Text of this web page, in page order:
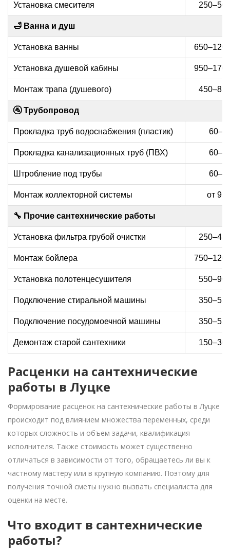
Установка смесителя
🛁 Ванна и душ
Установка ванны
Установка душевой кабины
Монтаж трапа (душевого)
🚰 Трубопровод
Прокладка труб водоснабжения (пластик)
Прокладка канализационных труб (ПВХ)
Штробление под трубы
Монтаж коллекторной системы от
🔧 Прочие сантехнические работы
Установка фильтра грубой очистки
Монтаж бойлера
Установка полотенцесушителя
Подключение стиральной машины
Подключение посудомоечной машины
Демонтаж старой сантехники
Расценки на сантехнические
работы в Луцке
Формирование расценок на сантехнические работы в Луцке
происходит под влиянием множества переменных, среди
которых сложность и объем задачи, квалификация
исполнителя. Также стоимость может существенно
отличаться в зависимости от того, обращаетесь ли вы к
частному мастеру или в крупную компанию. Поэтому для
получения точной сметы нужно вызвать специалиста для
оценки на месте.
Что входит в сантехнические
работы?